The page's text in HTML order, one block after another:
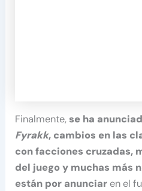
Finalmente,se ha
Fyrakk, cambios en las
con facciones cruzadas,
del juego y muchas más
están por anunciar en el